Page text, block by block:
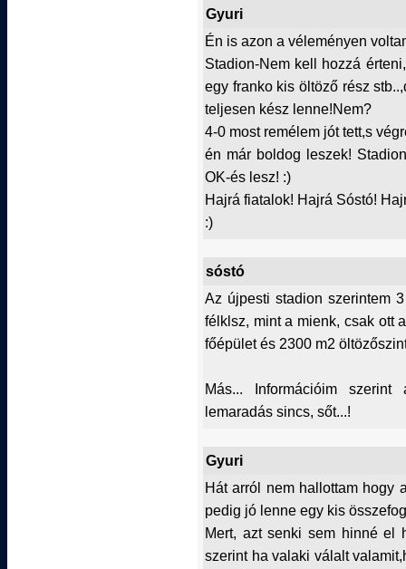
Gyuri
Én is azon a véleményen
Stadion-Nem kell hozzá
egy franko kis öltöző rész
teljesen kész lenne!Nem?
4-0 most remélem jót tett,s
én már boldog leszek!
OK-és lesz! :)
Hajrá fiatalok! Hajrá Sóstó!
:)
sóstó
Az újpesti stadion szerintem
félklsz, mint a mienk, csak ott
főépület és 2300 m2
Más... Információim szerint
lemaradás sincs, sőt...!
Gyuri
Hát arról nem hallottam hogy
pedig jó lenne egy kis
Mert, azt senki sem hinné el
szerint ha valaki válalt